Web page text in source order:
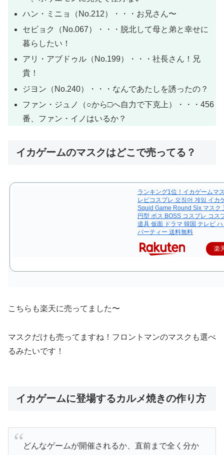
ハン・ミニョ（No.212）・・・お兄さん〜
セビョク（No.067）・・・脱北して母と弟と幸せに
暮らしたい！
アリ・アブドゥル（No.199）・・・社長さん！兄
貴！
ジヨン（No.240）・・・なんであたしを誘ったの？
ファン・ジュノ（○から□へ自力で下克上）・・・456
番、ファン・イノはいるか？
イカゲームのマスクはどこで売ってる？
ランキング1位！イカゲームマ
レビコスプレ 오징어 게임 イカ
Squid Game Round Six マスク
円型 ボス BOSS コスプレ コス
道具 仮面 ドラマ 韓国 テレビ
パーティー 送料無料
楽
こちらも楽天に売ってました〜
マスクだけも売ってますね！フロントマンのマスクも選べ
るみたいです！
イカゲームに登場するカルメ焼きの作り方
どんなゲームが開催されるか、直前まで全く分か